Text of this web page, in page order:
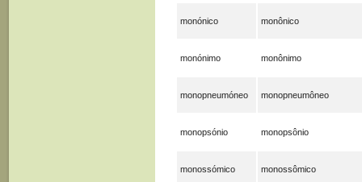
monónico monônico
monónimo monônimo
monopneumóneo monopneumôneo
monopsónio monopsônio
monossómico monossômico